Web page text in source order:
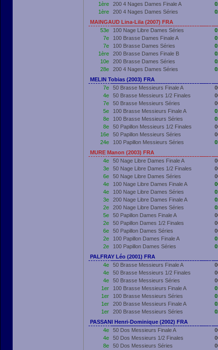
1ère
200 4 Nages Dames Finale A
1ère
200 4 Nages Dames Séries
MAINGAUD Lina-Lila (2007) FRA
53e
100 Nage Libre Dames Séries
7e
100 Brasse Dames Finale A
7e
100 Brasse Dames Séries
1ère
200 Brasse Dames Finale B
10e
200 Brasse Dames Séries
28e
200 4 Nages Dames Séries
MELIN Tobias (2003) FRA
7e
50 Brasse Messieurs Finale A
4e
50 Brasse Messieurs 1/2 Finales
7e
50 Brasse Messieurs Séries
5e
100 Brasse Messieurs Finale A
8e
100 Brasse Messieurs Séries
8e
50 Papillon Messieurs 1/2 Finales
16e
50 Papillon Messieurs Séries
24e
100 Papillon Messieurs Séries
MURE Manon (2003) FRA
4e
50 Nage Libre Dames Finale A
3e
50 Nage Libre Dames 1/2 Finales
6e
50 Nage Libre Dames Séries
4e
100 Nage Libre Dames Finale A
4e
100 Nage Libre Dames Séries
3e
200 Nage Libre Dames Finale A
2e
200 Nage Libre Dames Séries
5e
50 Papillon Dames Finale A
2e
50 Papillon Dames 1/2 Finales
6e
50 Papillon Dames Séries
2e
100 Papillon Dames Finale A
2e
100 Papillon Dames Séries
PALFRAY Léo (2001) FRA
4e
50 Brasse Messieurs Finale A
4e
50 Brasse Messieurs 1/2 Finales
4e
50 Brasse Messieurs Séries
1er
100 Brasse Messieurs Finale A
1er
100 Brasse Messieurs Séries
1er
200 Brasse Messieurs Finale A
1er
200 Brasse Messieurs Séries
PASSANI Henri-Dominique (2002) FRA
4e
50 Dos Messieurs Finale A
4e
50 Dos Messieurs 1/2 Finales
8e
50 Dos Messieurs Séries